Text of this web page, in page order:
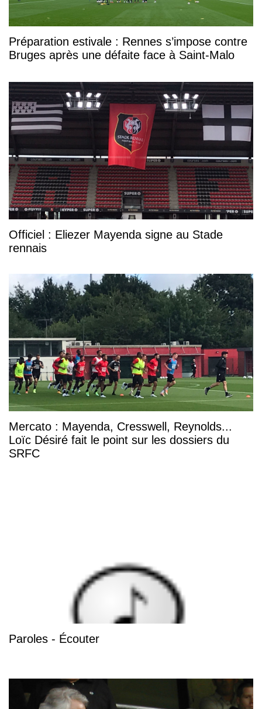
Préparation estivale : Rennes s’impose contre
Bruges après une défaite face à Saint-Malo
Officiel : Eliezer Mayenda signe au Stade
rennais
Mercato : Mayenda, Cresswell, Reynolds...
Loïc Désiré fait le point sur les dossiers du
SRFC
Paroles - Écouter